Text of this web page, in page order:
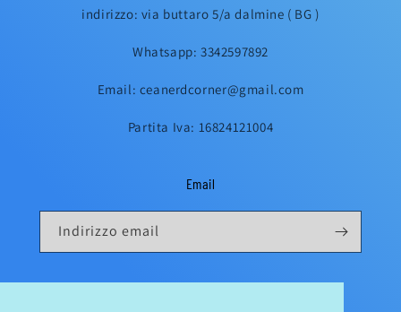
indirizzo: via buttaro 5/a dalmine ( BG )
Whatsapp: 3342597892
Email: ceanerdcorner@gmail.com
Partita Iva: 16824121004
Email
Indirizzo email